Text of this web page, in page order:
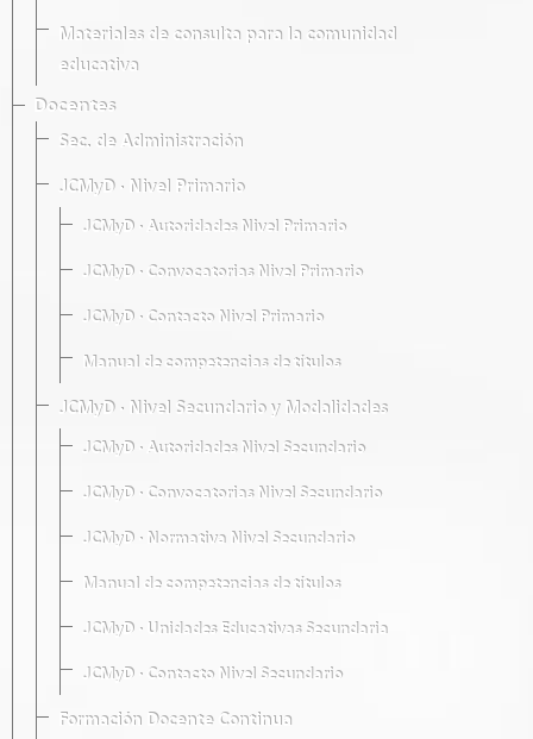
Materiales de consulta para la comunidad
educativa
Docentes
Sec. de Administración
JCMyD · Nivel Primario
JCMyD · Autoridades Nivel Primario
JCMyD · Convocatorias Nivel Primario
JCMyD · Contacto Nivel Primario
Manual de competencias de títulos
JCMyD · Nivel Secundario y Modalidades
JCMyD · Autoridades Nivel Secundario
JCMyD · Convocatorias Nivel Secundario
JCMyD · Normativa Nivel Secundario
Manual de competencias de títulos
JCMyD · Unidades Educativas Secundaria
JCMyD · Contacto Nivel Secundario
Formación Docente Continua